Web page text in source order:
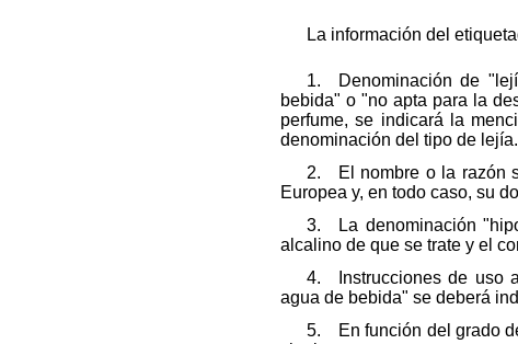
La información del
1. Denominación de
bebida" o "no apta para la
perfume, se indicará la
denominación del tipo de lejía.
2. El nombre o la razón
Europea y, en todo caso, su
3. La denominación
alcalino de que se trate y el
4. Instrucciones de uso
agua de bebida" se deberá
5. En función del grado